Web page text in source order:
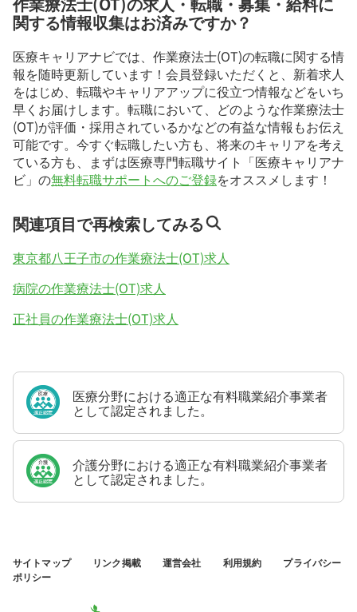
関する情報収集はお済みですか？
医療キャリアナビでは、作業療法士(OT)の転職に関する情
報を随時更新しています！会員登録いただくと、新着求人
をはじめ、転職やキャリアアップに役立つ情報などをいち
早くお届けします。転職において、どのような作業療法士
(OT)が評価・採用されているかなどの有益な情報もお伝え
可能です。今すぐ転職したい方も、将来のキャリアを考え
ている方も、まずは医療専門転職サイト「医療キャリアナ
ビ」の無料転職サポートへのご登録をオススメします！
関連項目で再検索してみる
東京都八王子市の作業療法士(OT)求人
病院の作業療法士(OT)求人
正社員の作業療法士(OT)求人
医療分野における適正な有料職業紹介事業者
として認定されました。
介護分野における適正な有料職業紹介事業者
として認定されました。
サイトマップ リンク掲載 運営会社 利用規約
プライバシー
ポリシー